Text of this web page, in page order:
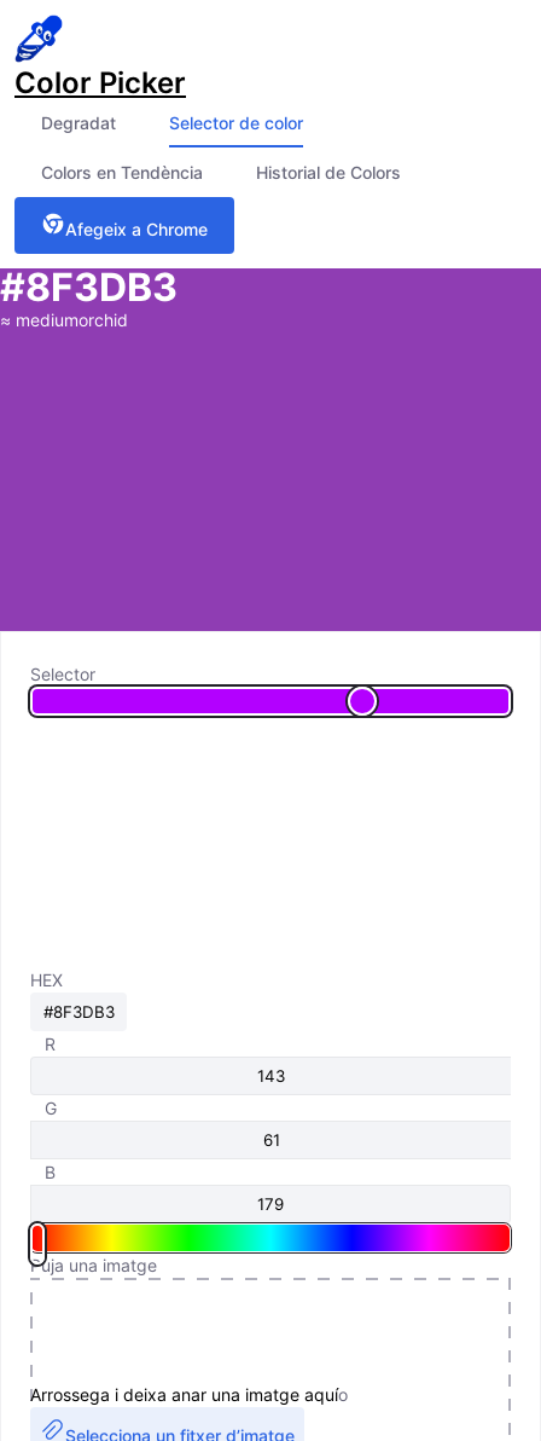
Color Picker
Degradat Selector de color
Colors en Tendència Historial de Colors
Afegeix a Chrome
#8F3DB3
≈ mediumorchid
Selector
HEX
R
G
B
Puja una imatge
Arrossega i deixa anar una imatge aquío
Selecciona un fitxer d’imatge